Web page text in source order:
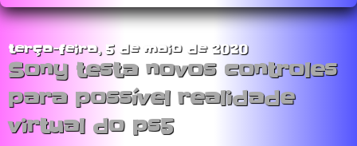
terça-feira, 5 de maio de 2020
Sony testa novos controles
para possível realidade
virtual do ps5